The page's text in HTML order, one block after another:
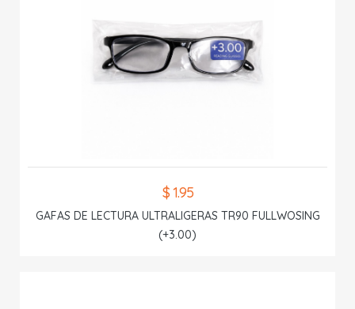
$ 1.95
GAFAS DE LECTURA ULTRALIGERAS TR90 FULLWOSING
(+3.00)